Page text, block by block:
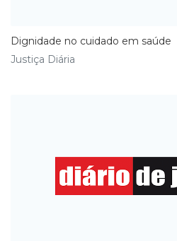
Dignidade no cuidado em saúde
Justiça Diária